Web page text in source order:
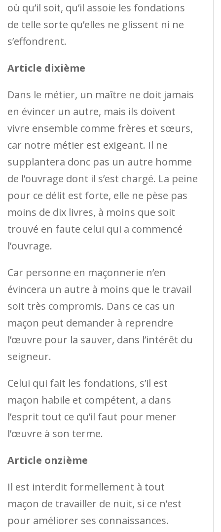
où qu’il soit, qu’il assoie les fondations
de telle sorte qu’elles ne glissent ni ne
s’effondrent.
Article dixième
Dans le métier, un maître ne doit jamais
en évincer un autre, mais ils doivent
vivre ensemble comme frères et sœurs,
car notre métier est exigeant. Il ne
supplantera donc pas un autre homme
de l’ouvrage dont il s’est chargé. La peine
pour ce délit est forte, elle ne pèse pas
moins de dix livres, à moins que soit
trouvé en faute celui qui a commencé
l’ouvrage.
Car personne en maçonnerie n’en
évincera un autre à moins que le travail
soit très compromis. Dans ce cas un
maçon peut demander à reprendre
l’œuvre pour la sauver, dans l’intérêt du
seigneur.
Celui qui fait les fondations, s’il est
maçon habile et compétent, a dans
l’esprit tout ce qu’il faut pour mener
l’œuvre à son terme.
Article onzième
Il est interdit formellement à tout
maçon de travailler de nuit, si ce n’est
pour améliorer ses connaissances.